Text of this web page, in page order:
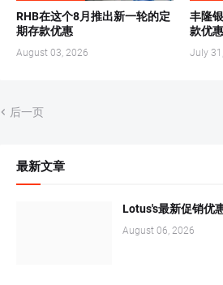
RHB在这个8月推出新一轮的定
期存款优惠
August 03, 2026
丰隆
款优惠
July
后一页
最新文章
Lotus's最新促销优
August 06, 2026